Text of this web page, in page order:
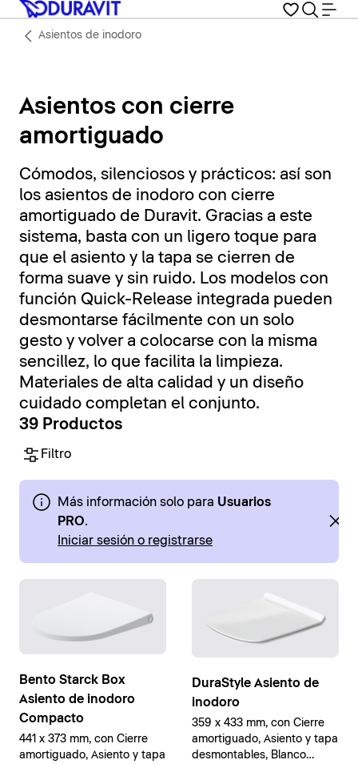
Asientos de inodoro
Asientos con cierre
amortiguado
Cómodos, silenciosos y prácticos: así son
los asientos de inodoro con cierre
amortiguado de Duravit. Gracias a este
sistema, basta con un ligero toque para
que el asiento y la tapa se cierren de
forma suave y sin ruido. Los modelos con
función Quick-Release integrada pueden
desmontarse fácilmente con un solo
gesto y volver a colocarse con la misma
sencillez, lo que facilita la limpieza.
Materiales de alta calidad y un diseño
cuidado completan el conjunto.
39 Productos
Filtro
Más información solo para Usuarios
PRO.
Iniciar sesión o registrarse
Bento Starck Box
Asiento de inodoro
Compacto
441 x 373 mm, con Cierre
amortiguado, Asiento y tapa
DuraStyle Asiento de
inodoro
359 x 433 mm, con Cierre
amortiguado, Asiento y tapa
desmontables, Blanco